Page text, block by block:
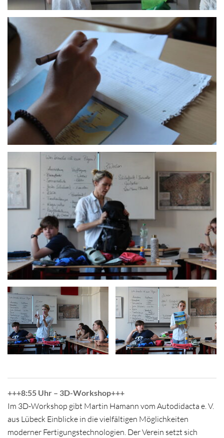
+++8:55 Uhr – 3D-Workshop+++
Im 3D-Workshop gibt Martin Hamann vom Autodidacta e. V.
aus Lübeck Einblicke in die vielfältigen Möglichkeiten
moderner Fertigungstechnologien. Der Verein setzt sich